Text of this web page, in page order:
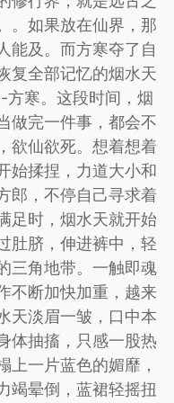
。如果放在仙界，那
能及。而方寒夺了自
复全部记忆的烟水天
寒。这段时间，烟
做完一件事，都会不
欲仙欲死。想着想着
始揉捏，力道大小和
郎，不停自己寻求着
足时，烟水天就开始
肚脐，伸进裤中，轻
三角地带。一触即魂
不断加快加重，越来
天淡眉一皱，口中本
体抽搐，只感一股热
上一片蓝色的媚靡，
竭晕倒，蓝裙轻摇扭